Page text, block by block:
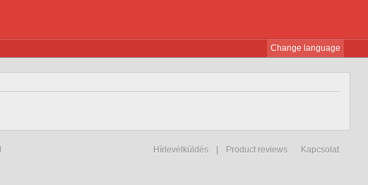
Change language
Hírlevélküldés Product reviews Kapcsolat